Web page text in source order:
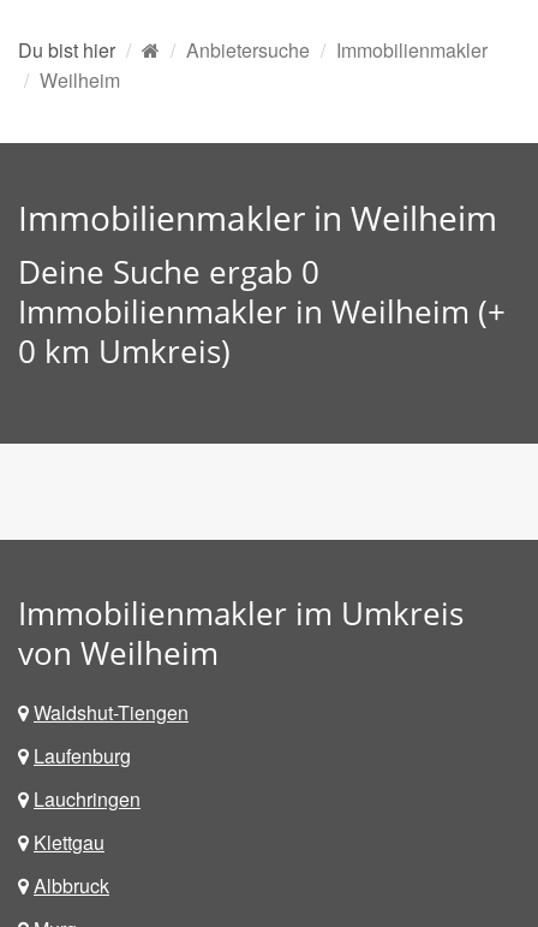
Du bist hier Anbietersuche
Immobilienmakler
Weilheim
Immobilienmakler in Weilheim
Deine Suche ergab 0
Immobilienmakler in Weilheim (+
0 km Umkreis)
Immobilienmakler im Umkreis
von Weilheim
Waldshut-Tiengen
Laufenburg
Lauchringen
Klettgau
Albbruck